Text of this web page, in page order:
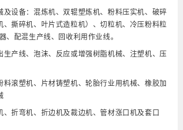
及设备：混炼机、双辊塑炼机、粉料压实机、破碎
、撕碎机、叶片式造粒机）、切粒机、冷压粉料粒
、配混生产线、回收利用作业线。
生产线、泡沫、反应或增强树脂机械、注塑机、压
料滚塑机、片材铸塑机、轮胎行业用机械、橡胶加
、折弯机、折边机及裁边机、管材涨口机及套口